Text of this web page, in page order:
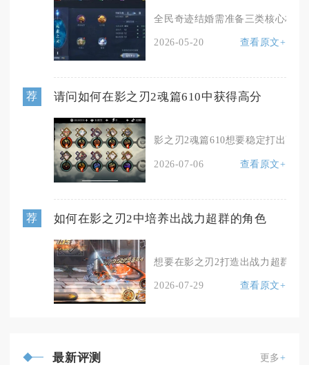
全民奇迹结婚需准备三类核心材
2026-05-20 查看原文+
荐 请问如何在影之刃2魂篇610中获得高分
影之刃2魂篇610想要稳定打出高
2026-07-06 查看原文+
荐 如何在影之刃2中培养出战力超群的角色
想要在影之刃2打造出战力超群的
2026-07-29 查看原文+
最新评测 更多+